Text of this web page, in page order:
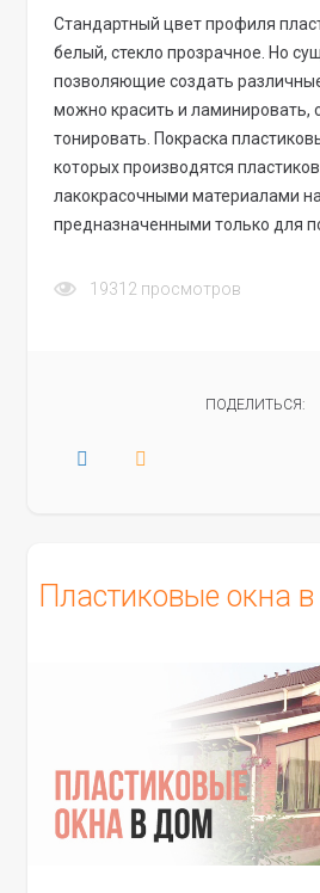
Стандартный цвет профиля
белый, стекло прозрачное. Но
позволяющие создать
можно красить и ламинировать,
тонировать. Покраска
которых производятся
лакокрасочными материалами
предназначенными только для
19312 просмотров
ПОДЕЛИТЬСЯ:
Пластиковые окна